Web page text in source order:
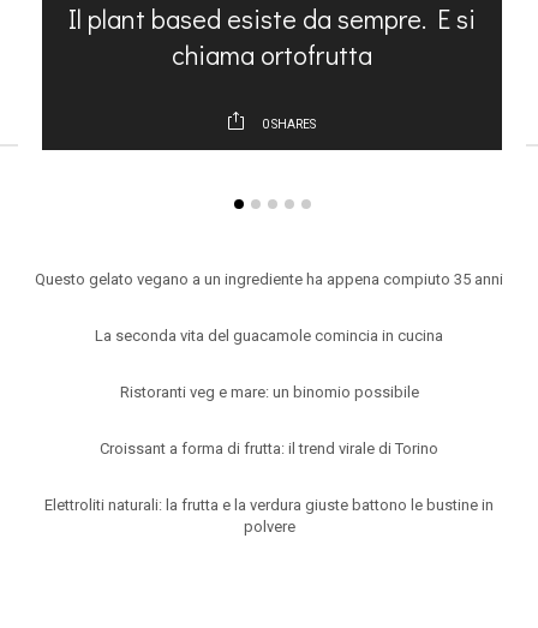
Il plant based esiste da sempre. E si
chiama ortofrutta
0SHARES
Questo gelato vegano a un ingrediente ha appena compiuto 35 anni
La seconda vita del guacamole comincia in cucina
Ristoranti veg e mare: un binomio possibile
Croissant a forma di frutta: il trend virale di Torino
Elettroliti naturali: la frutta e la verdura giuste battono le bustine in
polvere